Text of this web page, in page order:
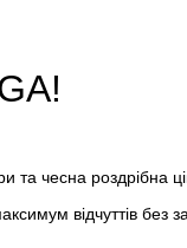
чесна роздрібна
відчуттів без